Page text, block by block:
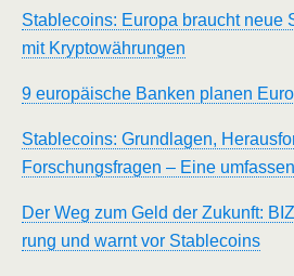
Sta­b­le­co­ins: Euro­pa braucht neue
mit Kryptowährungen
9 euro­päi­sche Ban­ken pla­nen
Sta­b­le­co­ins: Grund­la­gen,
For­schungs­fra­gen – Eine
Der Weg zum Geld der Zukunft:
rung und warnt vor Stablecoins